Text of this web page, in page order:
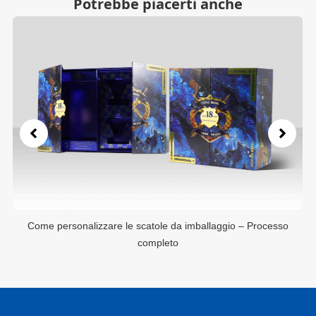
Potrebbe piacerti anche
Come personalizzare le scatole da imballaggio –
completo